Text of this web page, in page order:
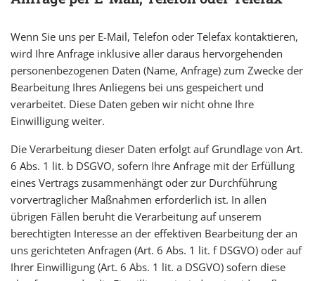
Wenn Sie uns per E-Mail, Telefon oder Telefax kontaktieren,
wird Ihre Anfrage inklusive aller daraus hervorgehenden
personenbezogenen Daten (Name, Anfrage) zum Zwecke der
Bearbeitung Ihres Anliegens bei uns gespeichert und
verarbeitet. Diese Daten geben wir nicht ohne Ihre
Einwilligung weiter.
Die Verarbeitung dieser Daten erfolgt auf Grundlage von Art.
6 Abs. 1 lit. b DSGVO, sofern Ihre Anfrage mit der Erfüllung
eines Vertrags zusammenhängt oder zur Durchführung
vorvertraglicher Maßnahmen erforderlich ist. In allen
übrigen Fällen beruht die Verarbeitung auf unserem
berechtigten Interesse an der effektiven Bearbeitung der an
uns gerichteten Anfragen (Art. 6 Abs. 1 lit. f DSGVO) oder auf
Ihrer Einwilligung (Art. 6 Abs. 1 lit. a DSGVO) sofern diese